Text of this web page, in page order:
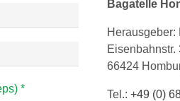
*
Bagatelle
Herausgeber:
Eisenbahnstr.
66424
Tel.: +49 (0)